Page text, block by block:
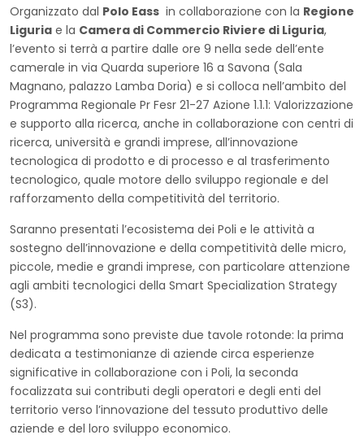
Organizzato dal Polo Eass in collaborazione con la Regione
Liguria e la Camera di Commercio Riviere di Liguria,
l’evento si terrà a partire dalle ore 9 nella sede dell’ente
camerale in via Quarda superiore 16 a Savona (Sala
Magnano, palazzo Lamba Doria) e si colloca nell’ambito del
Programma Regionale Pr Fesr 21-27 Azione 1.1.1: Valorizzazione
e supporto alla ricerca, anche in collaborazione con centri di
ricerca, università e grandi imprese, all’innovazione
tecnologica di prodotto e di processo e al trasferimento
tecnologico, quale motore dello sviluppo regionale e del
rafforzamento della competitività del territorio.
Saranno presentati l’ecosistema dei Poli e le attività a
sostegno dell’innovazione e della competitività delle micro,
piccole, medie e grandi imprese, con particolare attenzione
agli ambiti tecnologici della Smart Specialization Strategy
(S3).
Nel programma sono previste due tavole rotonde: la prima
dedicata a testimonianze di aziende circa esperienze
significative in collaborazione con i Poli, la seconda
focalizzata sui contributi degli operatori e degli enti del
territorio verso l’innovazione del tessuto produttivo delle
aziende e del loro sviluppo economico.